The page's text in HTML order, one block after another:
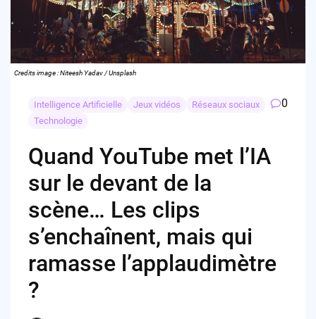
Credits image : Niteesh Yadav / Unsplash
Intelligence Artificielle Jeux vidéos
Réseaux sociaux
Technologie
0
Quand YouTube met l’IA
sur le devant de la
scène… Les clips
s’enchaînent, mais qui
ramasse l’applaudimètre
?